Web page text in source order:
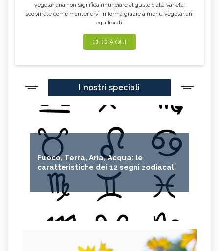
vegetariana non significa rinunciare al gusto o alla varietà:
scoprirete come mantenervi in forma grazie a menu vegetariani
equilibrati!
CLICCA QUI
I nostri speciali
Fuoco, Terra, Aria, Acqua: le
caratteristiche dei 12 segni zodiacali